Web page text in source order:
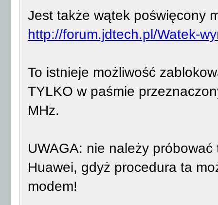
Jest także wątek poświęcony
http://forum.jdtech.pl/Watek-
To istnieje możliwość
TYLKO w paśmie
MHz.
UWAGA: nie należy
Huawei, gdyż procedura ta
modem!